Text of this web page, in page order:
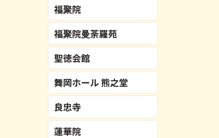
福聚院
福聚院曼荼羅苑
聖徳会館
舞岡ホール 熊之堂
良忠寺
蓮華院